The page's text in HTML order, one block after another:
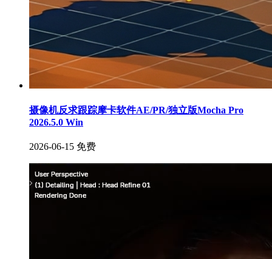
摄像机反求跟踪摩卡软件AE/PR/独立版Mocha Pro
2026.5.0 Win
2026-06-15 免费